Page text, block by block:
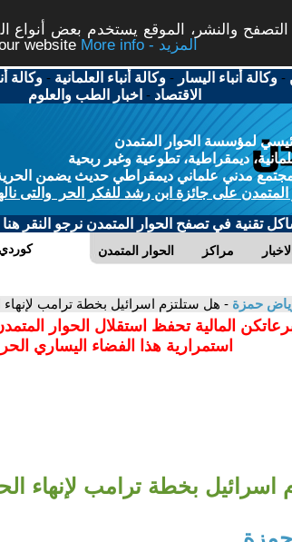
والنشر، الموقع يستخدم بعض أنواع
website
More info - المزيد
-وكالة أنباء اليسار -وكالة أنباء العلمانية -وكالة
الاقتصاد - اخبار الطب والعلوم
لمؤسسة الحوار المتمدن
ديمقراطية، تطوعية وغير ربحية
مدني علماني ديمقراطي حديث يضمن الحرية
المتمدن على جائزة ابن رشد للفكر الحر والتى
تقنية في تصفح الحوار المتمدن نرجو النقر هنا
الحوار المتمدن مراكز الاخبار كوردي
حمزة - هل ستلتزم اسرائيل بخطة ترامب
المالية تحفظ استقلال الحوار
استمرارية هذا الفضاء اليساري الحر
اسرائيل بخطة ترامب لإنهاء